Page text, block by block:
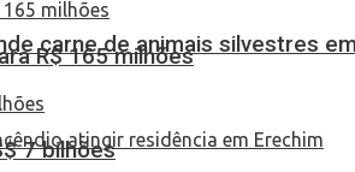
carne de animais silvestres
R$ 165 milhões
7 bilhões